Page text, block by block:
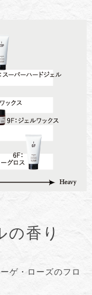
の香り
ゲ・ローズのフロ